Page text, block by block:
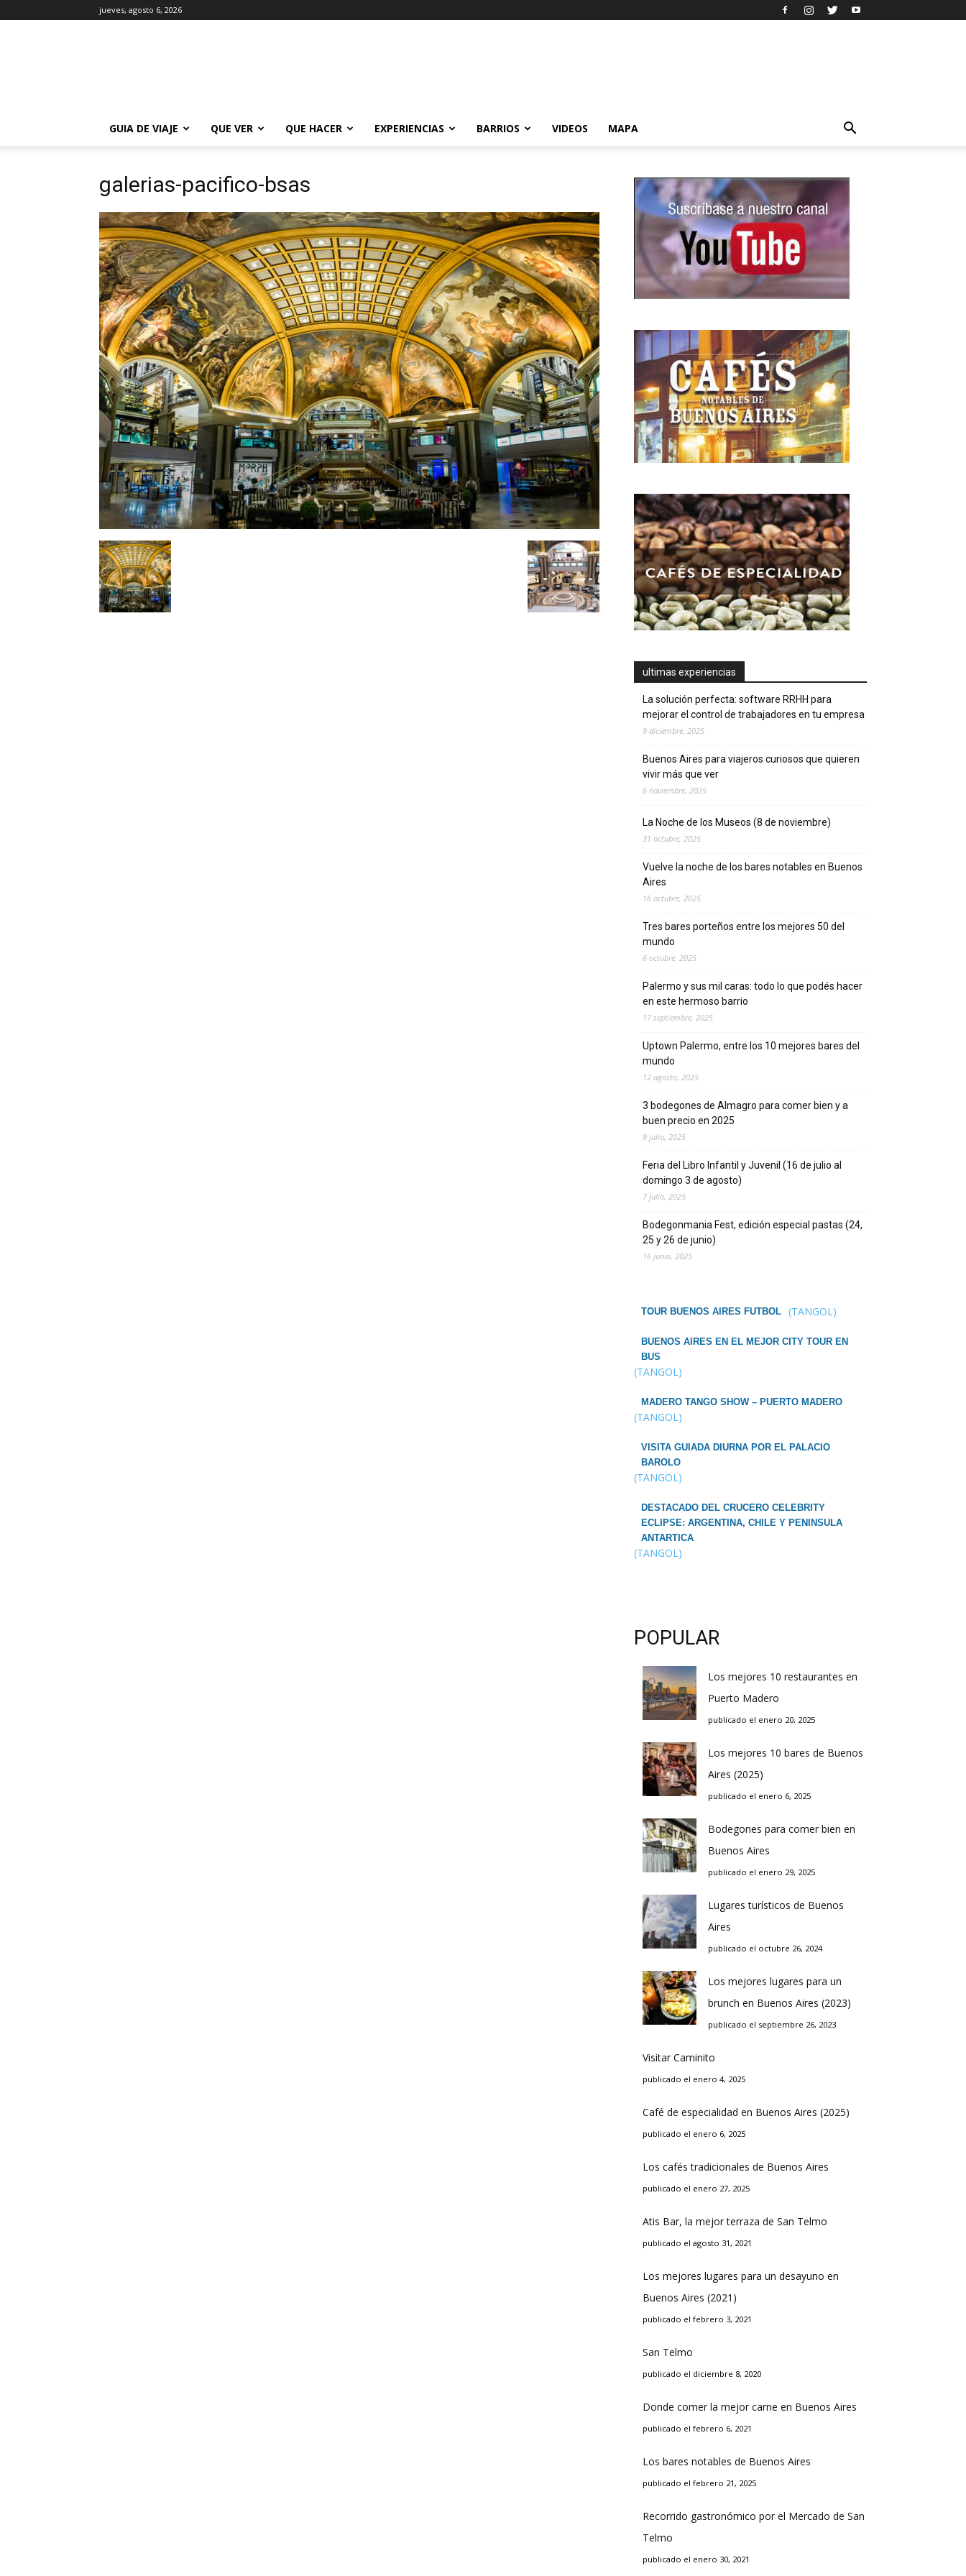
jueves, agosto 6, 2026
GUIA DE VIAJE
QUE VER QUE HACER EXPERIENCIAS BARRIOS VIDEOS MAPA
galerias-pacifico-bsas
ultimas experiencias
La solución perfecta: software RRHH para
mejorar el control de trabajadores en tu empresa
9 diciembre, 2025
Buenos Aires para viajeros curiosos que quieren
vivir más que ver
6 noviembre, 2025
La Noche de los Museos (8 de noviembre)
31 octubre, 2025
Vuelve la noche de los bares notables en Buenos
Aires
16 octubre, 2025
Tres bares porteños entre los mejores 50 del
mundo
6 octubre, 2025
Palermo y sus mil caras: todo lo que podés hacer
en este hermoso barrio
17 septiembre, 2025
Uptown Palermo, entre los 10 mejores bares del
mundo
12 agosto, 2025
3 bodegones de Almagro para comer bien y a
buen precio en 2025
9 julio, 2025
Feria del Libro Infantil y Juvenil (16 de julio al
domingo 3 de agosto)
7 julio, 2025
Bodegonmania Fest, edición especial pastas (24,
25 y 26 de junio)
16 junio, 2025
TOUR BUENOS AIRES FUTBOL (TANGOL)
BUENOS AIRES EN EL MEJOR CITY TOUR EN
BUS
(TANGOL)
MADERO TANGO SHOW – PUERTO MADERO
(TANGOL)
VISITA GUIADA DIURNA POR EL PALACIO
BAROLO
(TANGOL)
DESTACADO DEL CRUCERO CELEBRITY
ECLIPSE: ARGENTINA, CHILE Y PENINSULA
ANTARTICA
(TANGOL)
POPULAR
Los mejores 10 restaurantes en
Puerto Madero
publicado el enero 20, 2025
Los mejores 10 bares de Buenos
Aires (2025)
publicado el enero 6, 2025
Bodegones para comer bien en
Buenos Aires
publicado el enero 29, 2025
Lugares turísticos de Buenos
Aires
publicado el octubre 26, 2024
Los mejores lugares para un
brunch en Buenos Aires (2023)
publicado el septiembre 26, 2023
Visitar Caminito
publicado el enero 4, 2025
Café de especialidad en Buenos Aires (2025)
publicado el enero 6, 2025
Los cafés tradicionales de Buenos Aires
publicado el enero 27, 2025
Atis Bar, la mejor terraza de San Telmo
publicado el agosto 31, 2021
Los mejores lugares para un desayuno en
Buenos Aires (2021)
publicado el febrero 3, 2021
San Telmo
publicado el diciembre 8, 2020
Donde comer la mejor carne en Buenos Aires
publicado el febrero 6, 2021
Los bares notables de Buenos Aires
publicado el febrero 21, 2025
Recorrido gastronómico por el Mercado de San
Telmo
publicado el enero 30, 2021